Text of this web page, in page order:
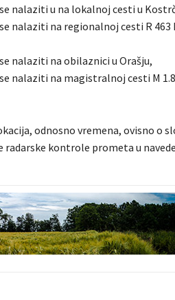
se nalaziti u na lokalnoj cesti u
nalaziti na regionalnoj cesti R
nalaziti na obilaznici u Orašju,
nalaziti na magistralnoj cesti M
odnosno vremena, ovisno o
radarske kontrole prometa u